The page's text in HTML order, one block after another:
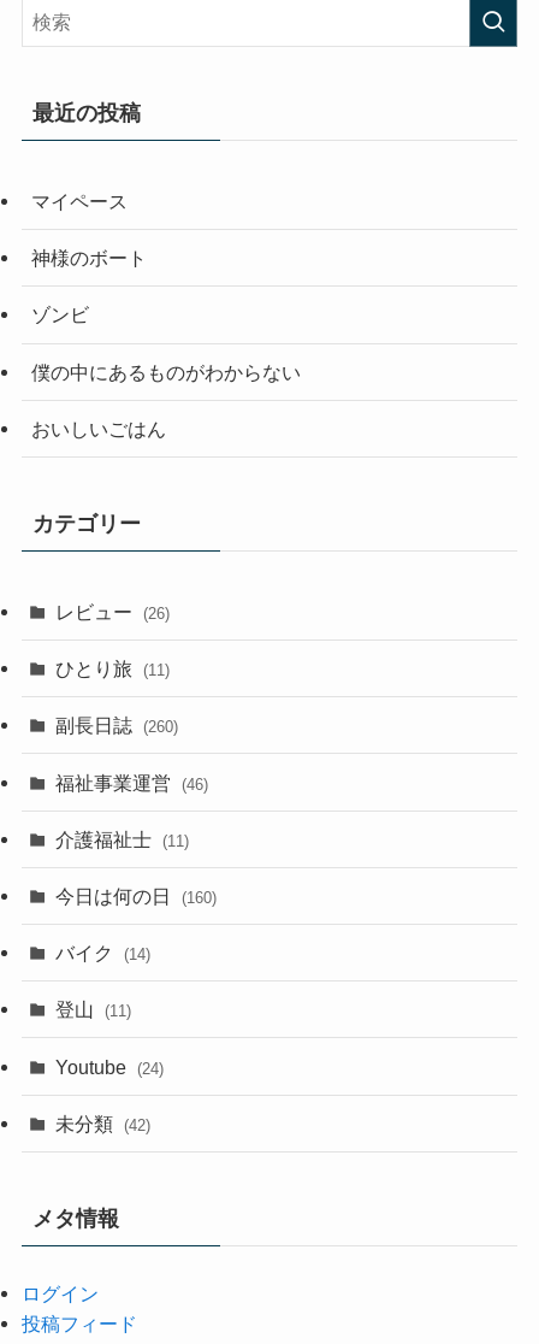
最近の投稿
マイペース
神様のボート
ゾンビ
僕の中にあるものがわからない
おいしいごはん
カテゴリー
レビュー (26)
ひとり旅 (11)
副長日誌 (260)
福祉事業運営 (46)
介護福祉士 (11)
今日は何の日 (160)
バイク (14)
登山 (11)
Youtube (24)
未分類 (42)
メタ情報
ログイン
投稿フィード